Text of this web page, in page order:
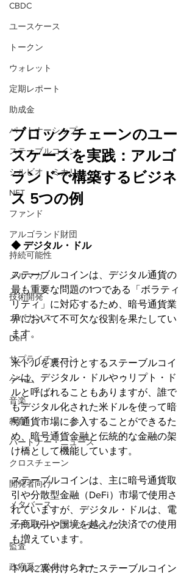
CBDC
ユースケース
トークン
ウォレット
定期レポート
助成金
パートナーシップ
ステーブルコイン
シルビオ・ミカリ
NFT
ファンド
アルゴランド財団
持続可能性
メルマガ
技術開発
ガバナンス
DeFi
サプライチェーン
ゲーム
音楽
教育
パートナー・ニュース
クロスチェーン
開発者向け
メタバース
スポンサー／ファンディング
監査
政府系／公共セクター
ブロックチェーンのユー
スケースを実践：アルゴ
ランドで構築するビジネ
ス 5つの例
◆ デジタル・ドル
ステーブルコインは、デジタル通貨の
最も重要な問題の1つである「ボラティ
リティ」に対応するため、暗号通貨業
界において不可欠な役割を果たしてい
ます。
米ドルを裏付けとするステーブルコイ
ンは、デジタル・ドルやゥリプト・ド
ルと呼ばれることもありますが、誰で
もデジタル化された米ドルを使って暗
号通貨市場に参入することができるた
め、暗号通貨金融と伝統的な金融の架
け橋として機能しています。
ステーブルコインは、主に暗号通貨取
引や分散型金融（DeFi）市場で使用さ
れていますが、デジタル・ドルは、電
子商取引や国境を越えた決済での使用
も増えています。
ドルに裏付けられたステーブルコイン